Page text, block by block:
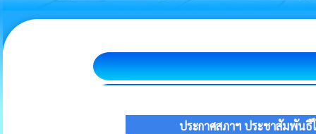
ประกาศสภาฯ ประชาสัมพัน